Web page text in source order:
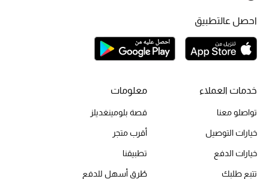
هدايا للنساء
جميع الأحذية النسائية
جميع الحقائب النسائية
خدمات العملاء
تواصلو معنا
خيارات التوصيل
خيارات الدفع
تتبع طلبك
معلومات
قصة بلومينغديلز
أقرب متجر
تطبيقنا
طُرق أسهل للدفع
احصل عالتطبيق